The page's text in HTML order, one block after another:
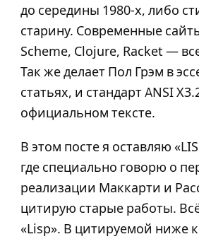
до середины 1980-х, либо
старину. Современные
Scheme, Clojure, Racket —
Так же делает Пол Грэм в
статьях, и стандарт ANSI
официальном тексте.
В этом посте я оставляю
где специально говорю о
реализации Маккарти и
цитирую старые работы.
«Lisp». В цитируемой ниже